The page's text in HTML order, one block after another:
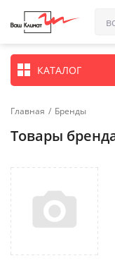
КАТАЛОГ
Главная / Бренды
Товары